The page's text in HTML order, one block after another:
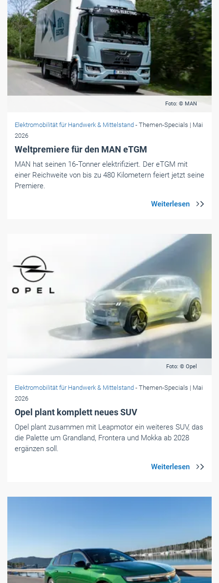
Foto: © MAN
Elektromobilität für Handwerk & Mittelstand - Themen-Specials | Mai
2026
Weltpremiere für den MAN eTGM
MAN hat seinen 16‑Tonner elektrifiziert. Der eTGM mit
einer Reichweite von bis zu 480 Kilometern feiert jetzt seine
Premiere.
Foto: © Opel
Elektromobilität für Handwerk & Mittelstand - Themen-Specials | Mai
2026
Opel plant komplett neues SUV
Opel plant zusammen mit Leapmotor ein weiteres SUV, das
die Palette um Grandland, Frontera und Mokka ab 2028
ergänzen soll.